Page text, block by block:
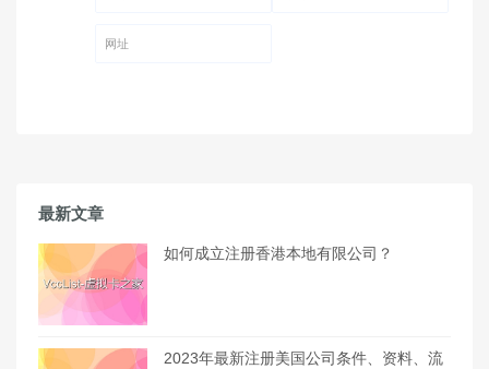
最新文章
如何成立注册香港本地有限公司？
2023年最新注册美国公司条件、资料、流